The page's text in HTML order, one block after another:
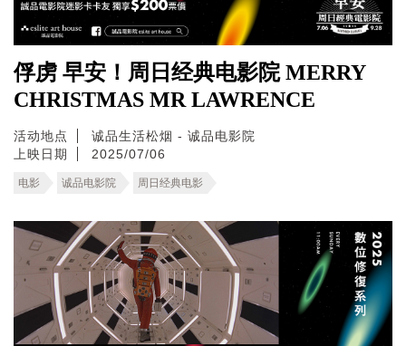
俘虏 早安！周日经典电影院 MERRY
CHRISTMAS MR LAWRENCE
活动地点
诚品生活松烟 - 诚品电影院
上映日期
2025/07/06
电影 诚品电影院 周日经典电影